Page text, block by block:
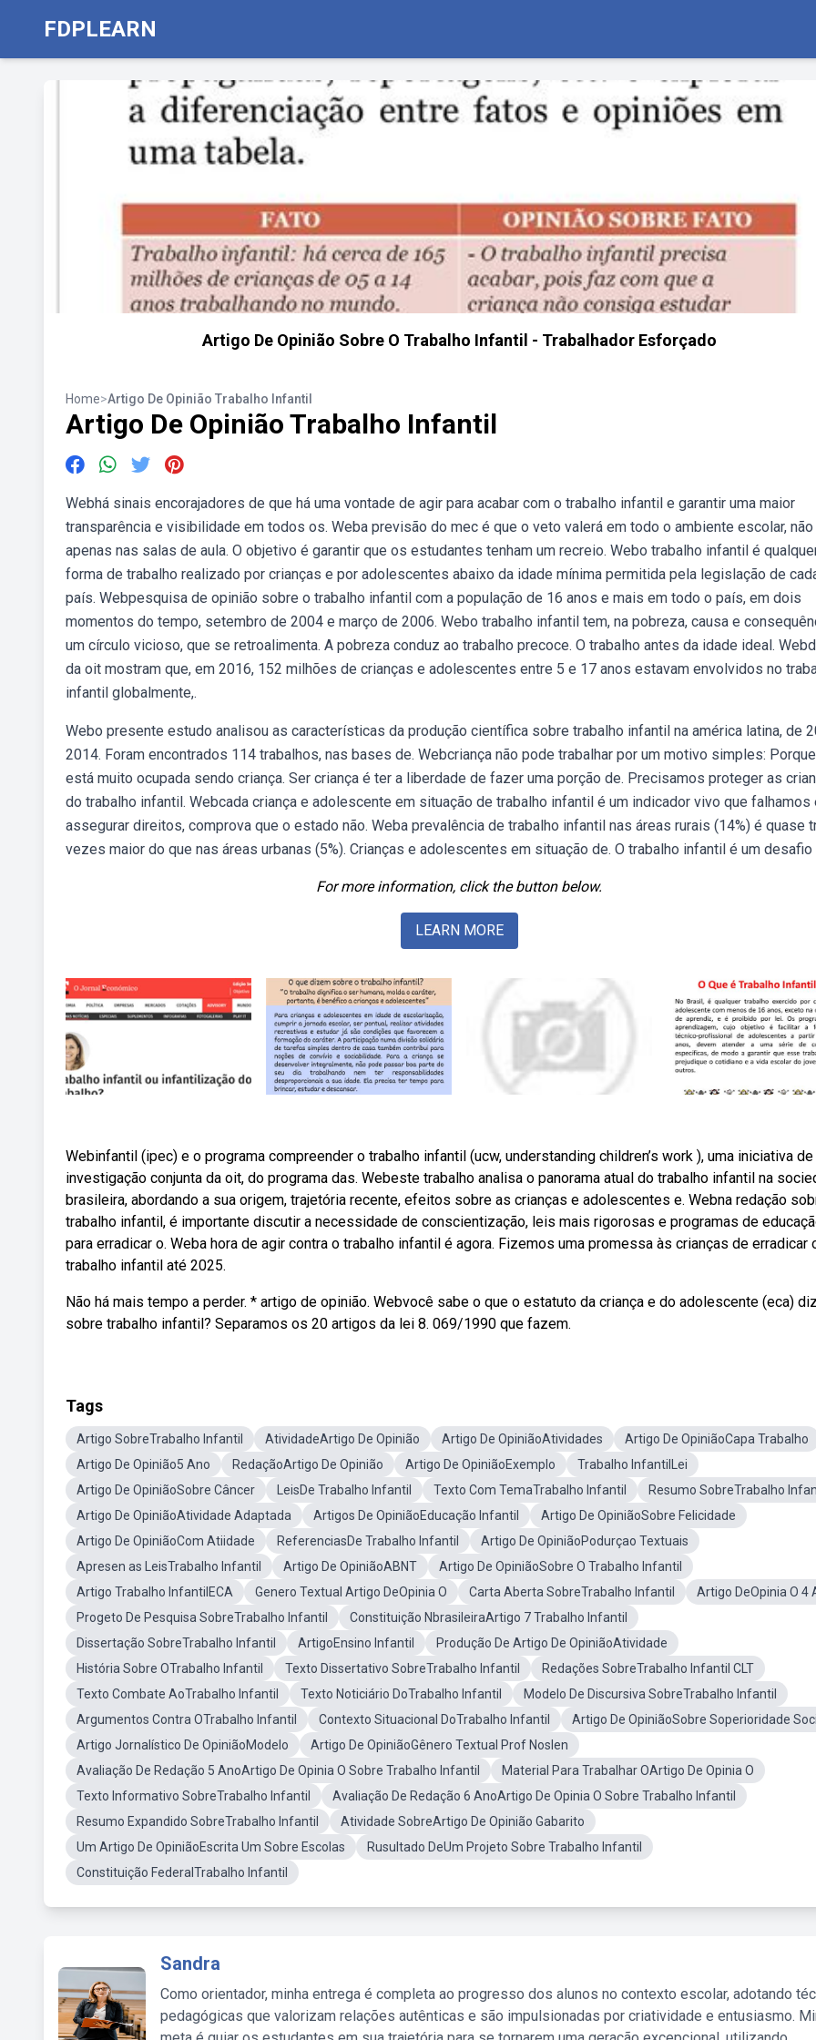
FDPLEARN
Artigo De Opinião Sobre O Trabalho Infantil - Trabalhador Esforçado
Home>Artigo De Opinião Trabalho Infantil
Artigo De Opinião Trabalho Infantil
Webhá sinais encorajadores de que há uma vontade de agir para acabar com o trabalho infantil e garantir uma maior
transparência e visibilidade em todos os. Weba previsão do mec é que o veto valerá em todo o ambiente escolar, não
apenas nas salas de aula. O objetivo é garantir que os estudantes tenham um recreio. Webo trabalho infantil é
forma de trabalho realizado por crianças e por adolescentes abaixo da idade mínima permitida pela legislação de
país. Webpesquisa de opinião sobre o trabalho infantil com a população de 16 anos e mais em todo o país, em dois
momentos do tempo, setembro de 2004 e março de 2006. Webo trabalho infantil tem, na pobreza, causa e
um círculo vicioso, que se retroalimenta. A pobreza conduz ao trabalho precoce. O trabalho antes da idade ideal.
da oit mostram que, em 2016, 152 milhões de crianças e adolescentes entre 5 e 17 anos estavam envolvidos no
infantil globalmente,.
Webo presente estudo analisou as características da produção científica sobre trabalho infantil na américa latina, de
2014. Foram encontrados 114 trabalhos, nas bases de. Webcriança não pode trabalhar por um motivo simples:
está muito ocupada sendo criança. Ser criança é ter a liberdade de fazer uma porção de. Precisamos proteger as
do trabalho infantil. Webcada criança e adolescente em situação de trabalho infantil é um indicador vivo que falhamos
assegurar direitos, comprova que o estado não. Weba prevalência de trabalho infantil nas áreas rurais (14%) é quase
vezes maior do que nas áreas urbanas (5%). Crianças e adolescentes em situação de. O trabalho infantil é um desafio
For more information, click the button below.
LEARN MORE
Webinfantil (ipec) e o programa compreender o trabalho infantil (ucw, understanding children’s work ), uma iniciativa de
investigação conjunta da oit, do programa das. Webeste trabalho analisa o panorama atual do trabalho infantil na
brasileira, abordando a sua origem, trajetória recente, efeitos sobre as crianças e adolescentes e. Webna redação
trabalho infantil, é importante discutir a necessidade de conscientização, leis mais rigorosas e programas de
para erradicar o. Weba hora de agir contra o trabalho infantil é agora. Fizemos uma promessa às crianças de erradicar
trabalho infantil até 2025.
Não há mais tempo a perder. * artigo de opinião. Webvocê sabe o que o estatuto da criança e do adolescente (eca) diz
sobre trabalho infantil? Separamos os 20 artigos da lei 8. 069/1990 que fazem.
Tags
Artigo SobreTrabalho Infantil AtividadeArtigo De Opinião Artigo De OpiniãoAtividades
Artigo De OpiniãoCapa Trabalho
Artigo De Opinião5 Ano
RedaçãoArtigo De Opinião Artigo De OpiniãoExemplo
Trabalho InfantilLei
Artigo De OpiniãoSobre Câncer
LeisDe Trabalho Infantil Texto Com TemaTrabalho Infantil
Resumo SobreTrabalho
Artigo De OpiniãoAtividade Adaptada
Artigos De OpiniãoEducação Infantil
Artigo De OpiniãoSobre Felicidade
Artigo De OpiniãoCom Atiidade
ReferenciasDe Trabalho Infantil
Artigo De OpiniãoPodurçao Textuais
Apresen as LeisTrabalho Infantil
Artigo De OpiniãoABNT
Artigo De OpiniãoSobre O Trabalho Infantil
Artigo Trabalho InfantilECA
Genero Textual Artigo DeOpinia O Carta Aberta SobreTrabalho Infantil
Artigo DeOpinia O 4
Progeto De Pesquisa SobreTrabalho Infantil
Constituição NbrasileiraArtigo 7 Trabalho Infantil
Dissertação SobreTrabalho Infantil
ArtigoEnsino Infantil
Produção De Artigo De OpiniãoAtividade
História Sobre OTrabalho Infantil
Texto Dissertativo SobreTrabalho Infantil
Redações SobreTrabalho Infantil CLT
Texto Combate AoTrabalho Infantil
Texto Noticiário DoTrabalho Infantil
Modelo De Discursiva SobreTrabalho Infantil
Argumentos Contra OTrabalho Infantil
Contexto Situacional DoTrabalho Infantil
Artigo De OpiniãoSobre Soperioridade
Artigo Jornalístico De OpiniãoModelo
Artigo De OpiniãoGênero Textual Prof Noslen
Avaliação De Redação 5 AnoArtigo De Opinia O Sobre Trabalho Infantil
Material Para Trabalhar OArtigo De Opinia O
Texto Informativo SobreTrabalho Infantil
Avaliação De Redação 6 AnoArtigo De Opinia O Sobre Trabalho Infantil
Resumo Expandido SobreTrabalho Infantil
Atividade SobreArtigo De Opinião Gabarito
Um Artigo De OpiniãoEscrita Um Sobre Escolas
Rusultado DeUm Projeto Sobre Trabalho Infantil
Constituição FederalTrabalho Infantil
Sandra
Como orientador, minha entrega é completa ao progresso dos alunos no contexto escolar, adotando
pedagógicas que valorizam relações autênticas e são impulsionadas por criatividade e entusiasmo.